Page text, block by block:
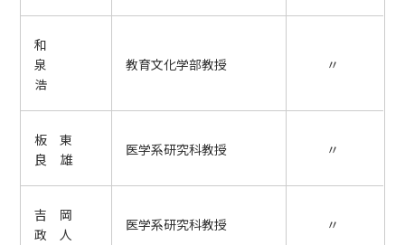
和
泉
浩
教育文化学部教授 〃
板 東
良 雄
医学系研究科教授 〃
吉 岡
政 人
医学系研究科教授 〃